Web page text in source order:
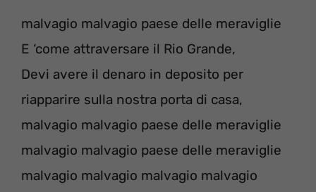
malvagio malvagio paese delle meraviglie
E ‘come attraversare il Rio Grande,
Devi avere il denaro in deposito per
riapparire sulla nostra porta di casa,
malvagio malvagio paese delle meraviglie
malvagio malvagio paese delle meraviglie
malvagio malvagio malvagio malvagio